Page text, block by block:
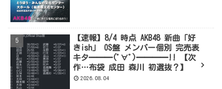
【速報】8/4 時点 AKB48 新曲「好
きish」 OS盤 メンバー個別 完売表
キタ━━━(ﾟ∀ﾟ)━━━━!! 【次
作…布袋 成田 森川 初選抜？】
2026.08.04